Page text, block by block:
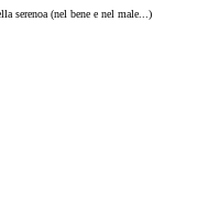
serenoa (nel bene e nel male...)